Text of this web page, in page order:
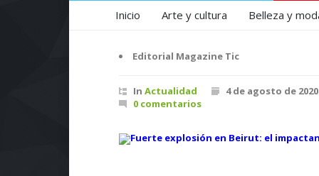
Inicio Arte y cultura Belleza y
Editorial Magazine Tic
In Actualidad 4 de agosto de 2020
0 comentarios